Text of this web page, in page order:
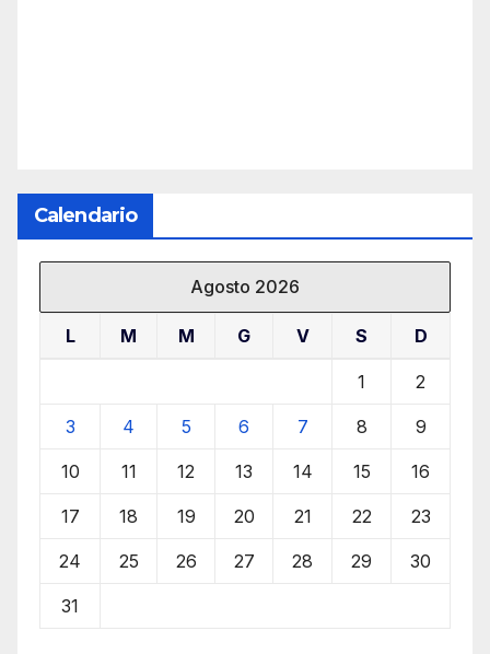
Calendario
Agosto 2026
L M M G V S D
1 2
3 4 5 6 7 8 9
10 11 12 13 14 15 16
17 18 19 20 21 22 23
24 25 26 27 28 29 30
31